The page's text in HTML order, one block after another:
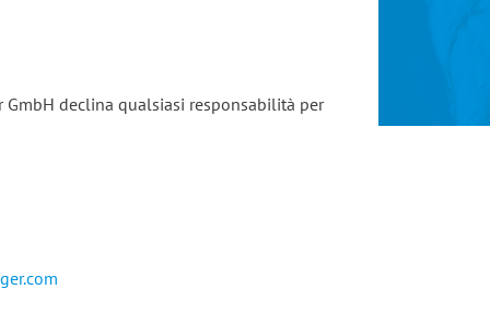
declina qualsiasi responsabilità per